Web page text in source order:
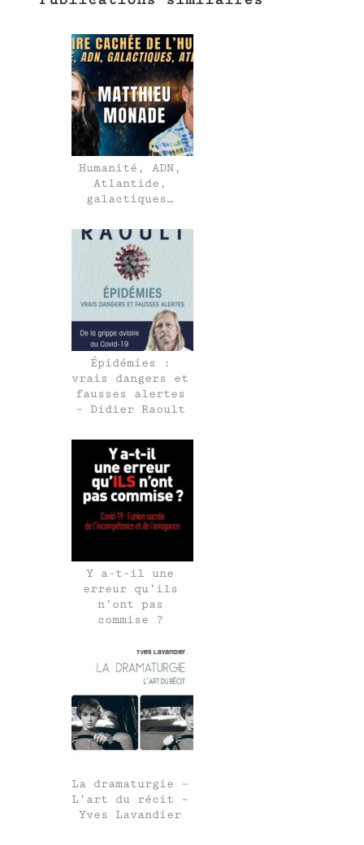
Humanité, ADN,
Atlantide,
galactiques…
Épidémies :
vrais dangers et
fausses alertes
– Didier Raoult
Y a-t-il une
erreur qu’ils
n’ont pas
commise ?
La dramaturgie –
L’art du récit –
Yves Lavandier